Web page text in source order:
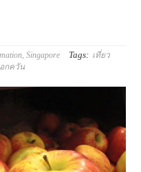
,Singapore Tags: เที่ยว
กควัน